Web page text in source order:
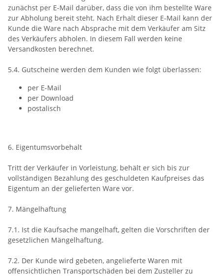
zunächst per E-Mail darüber, dass die von ihm bestellte Ware
zur Abholung bereit steht. Nach Erhalt dieser E-Mail kann der
Kunde die Ware nach Absprache mit dem Verkäufer am Sitz
des Verkäufers abholen. In diesem Fall werden keine
Versandkosten berechnet.
5.4. Gutscheine werden dem Kunden wie folgt überlassen:
per E-Mail
per Download
postalisch
6. Eigentumsvorbehalt
Tritt der Verkäufer in Vorleistung, behält er sich bis zur
vollständigen Bezahlung des geschuldeten Kaufpreises das
Eigentum an der gelieferten Ware vor.
7. Mängelhaftung
7.1. Ist die Kaufsache mangelhaft, gelten die Vorschriften der
gesetzlichen Mängelhaftung.
7.2. Der Kunde wird gebeten, angelieferte Waren mit
offensichtlichen Transportschäden bei dem Zusteller zu